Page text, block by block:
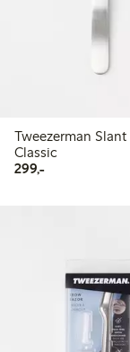
Tweezerman Slant
Classic
299,-299,00 kr